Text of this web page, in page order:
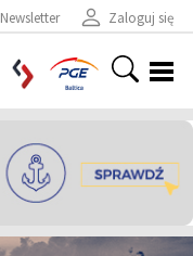
Zaloguj się
Newsletter